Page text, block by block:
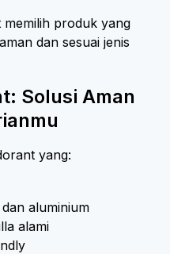
produk yang
dan sesuai jenis
Solusi Aman
yang:
aluminium
alami